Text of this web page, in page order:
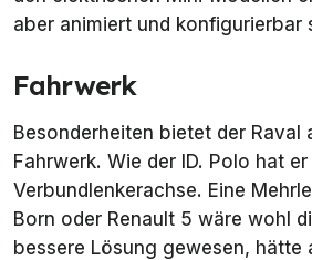
aber animiert und konfigurierbar
Fahrwerk
Besonderheiten bietet der Raval
Fahrwerk. Wie der ID. Polo hat
Verbundlenkerachse. Eine
Born oder Renault 5 wäre wohl
bessere Lösung gewesen, hätte